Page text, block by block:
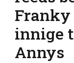
Franky
innige
Annys